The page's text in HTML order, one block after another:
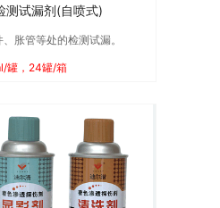
测试漏剂(自喷式)
胀管等处的检测试漏。
罐，24罐/箱